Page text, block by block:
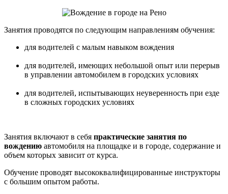
Занятия проводятся по следующим направлениям обучения:
для водителей с малым навыком вождения
для водителей, имеющих небольшой опыт или перерыв
в управлении автомобилем в городских условиях
для водителей, испытывающих неуверенность при езде
в сложных городских условиях
Занятия включают в себя практические занятия по
вождению автомобиля на площадке и в городе, содержание и
объем которых зависит от курса.
Обучение проводят высококвалифицированные инструкторы
с большим опытом работы.